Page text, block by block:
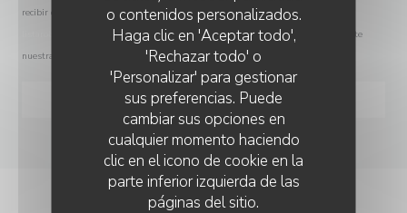
o contenidos personalizados.
Haga clic en 'Aceptar todo',
'Rechazar todo' o
'Personalizar' para gestionar
sus preferencias. Puede
cambiar sus opciones en
cualquier momento haciendo
clic en el icono de cookie en la
parte inferior izquierda de las
páginas del sitio.
recibir comunicaciones comerciales inscribiéndose en la Lista Robinson:
. Para más información sobre el tratamiento de sus datos, consulte
nuestra
TERRA PIZZA